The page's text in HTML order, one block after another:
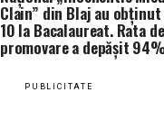
Clain” din Blaj au
10 la Bacalaureat. Rata de
promovare a depășit
PUBLICITATE